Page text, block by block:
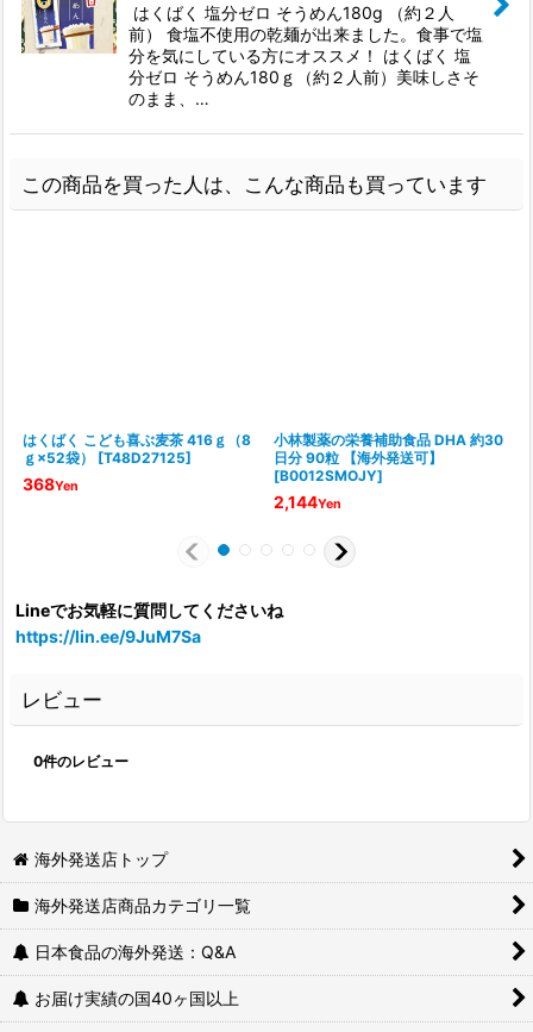
はくばく 塩分ゼロ そうめん180g （約２人
前） 食塩不使用の乾麺が出来ました。食事で塩
分を気にしている方にオススメ！ はくばく 塩
分ゼロ そうめん180ｇ（約２人前）美味しさそ
のまま、…
この商品を買った人は、こんな商品も買っています
はくばく こども喜ぶ麦茶 416ｇ（8
ｇ×52袋）
[T48D27125]
368Yen
小林製薬の栄養補助食品 DHA 約30
日分 90粒 【海外発送可】
[B0012SMOJY]
2,144Yen
Lineでお気軽に質問してくださいね
https://lin.ee/9JuM7Sa
レビュー
0件のレビュー
海外発送店トップ
海外発送店商品カテゴリ一覧
日本食品の海外発送：Q&A
お届け実績の国40ヶ国以上